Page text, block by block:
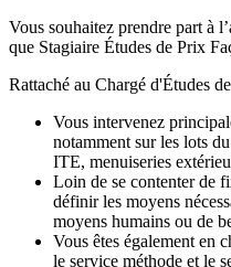
Vous souhaitez prendre part à
que Stagiaire Études de Prix
Rattaché au Chargé d'Études
Vous intervenez
notamment sur les lots
ITE, menuiseries
Loin de se contenter de
définir les moyens
moyens humains ou de
Vous êtes également en
le service méthode et le